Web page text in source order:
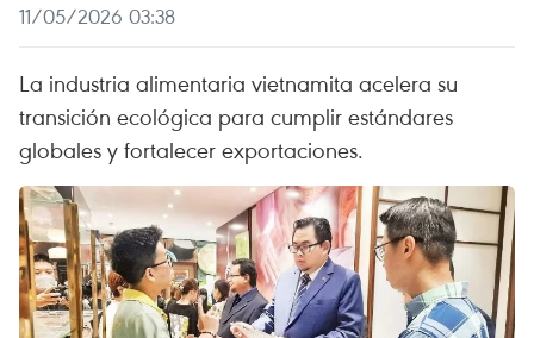
11/05/2026 03:38
La industria alimentaria vietnamita acelera su
transición ecológica para cumplir estándares
globales y fortalecer exportaciones.